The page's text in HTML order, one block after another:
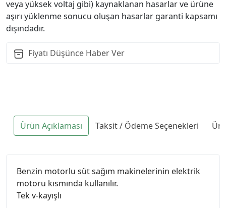
veya yüksek voltaj gibi) kaynaklanan hasarlar ve ürüne
aşırı yüklenme sonucu oluşan hasarlar garanti kapsamı
dışındadır.
Fiyatı Düşünce Haber Ver
Ürün Açıklaması Taksit / Ödeme Seçenekleri
Benzin motorlu süt sağım makinelerinin elektrik
motoru kısmında kullanılır.
Tek v-kayışlı